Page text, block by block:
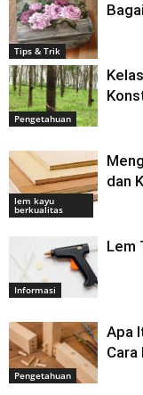
Tips & Trik
Pengetahuan
lem kayu
berkualitas
dan
Informasi
Lem
Pengetahuan
Apa
Cara